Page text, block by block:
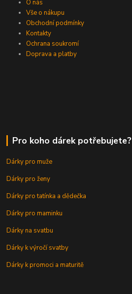
O nás
Vše o nákupu
Obchodní podmínky
Kontakty
Ochrana soukromí
Doprava a platby
Pro koho dárek potřebujete?
Dárky pro muže
Dárky pro ženy
Dárky pro tatínka a dědečka
Dárky pro maminku
Dárky na svatbu
Dárky k výročí svatby
Dárky k promoci a maturitě